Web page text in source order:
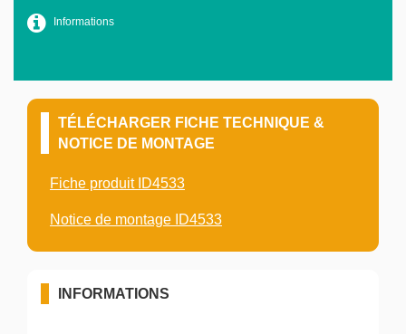
Informations
TÉLÉCHARGER FICHE TECHNIQUE &
NOTICE DE MONTAGE
Fiche produit ID4533
Notice de montage ID4533
INFORMATIONS